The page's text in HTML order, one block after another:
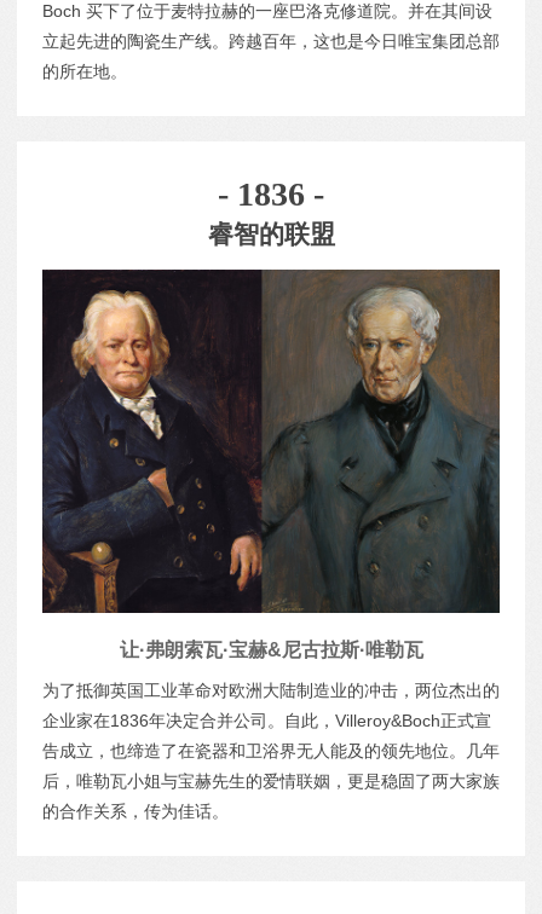
Boch 买下了位于麦特拉赫的一座巴洛克修道院。并在其间设
立起先进的陶瓷生产线。跨越百年，这也是今日唯宝集团总部
的所在地。
- 1836 -
睿智的联盟
让·弗朗索瓦·宝赫&尼古拉斯·唯勒瓦
为了抵御英国工业革命对欧洲大陆制造业的冲击，两位杰出的
企业家在1836年决定合并公司。自此，Villeroy&Boch正式宣
告成立，也缔造了在瓷器和卫浴界无人能及的领先地位。几年
后，唯勒瓦小姐与宝赫先生的爱情联姻，更是稳固了两大家族
的合作关系，传为佳话。